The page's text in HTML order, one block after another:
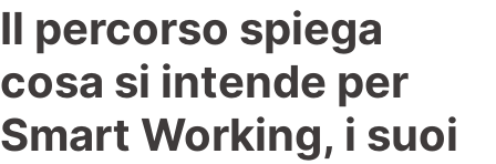
Il percorso spiega
cosa si intende per
Smart Working, i suoi